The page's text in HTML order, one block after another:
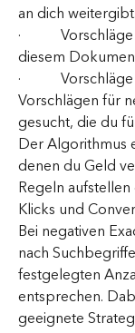
an dich weitergibt.
·
diesem
·
Vorschlägen für
gesucht, die du
Der Algorithmus
denen du Geld
Regeln
Klicks und
Bei negativen
nach
festgelegten
entsprechen.
geeignete